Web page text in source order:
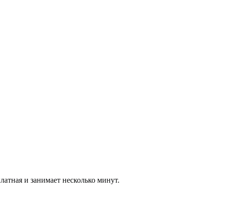
и занимает несколько минут.